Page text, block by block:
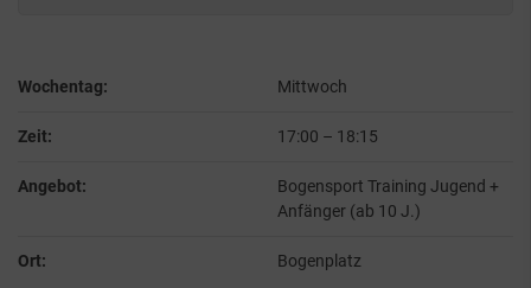
Wochentag: Mittwoch
Zeit: 17:00 – 18:15
Angebot:
Bogensport Training Jugend +
Anfänger (ab 10 J.)
Ort: Bogenplatz